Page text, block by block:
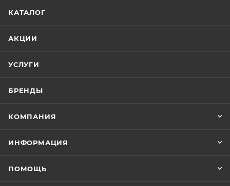
КАТАЛОГ
АКЦИИ
УСЛУГИ
БРЕНДЫ
КОМПАНИЯ
ИНФОРМАЦИЯ
ПОМОЩЬ